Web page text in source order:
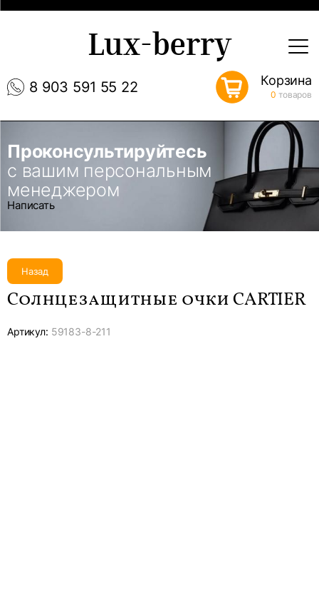
8 903 591 55 22
Lux-berry
Корзина
0 товаров
Проконсультируйтесь
с вашим персональным
менеджером
Написать
Назад
Солнцезащитные очки CARTIER
Артикул: 59183-8-211